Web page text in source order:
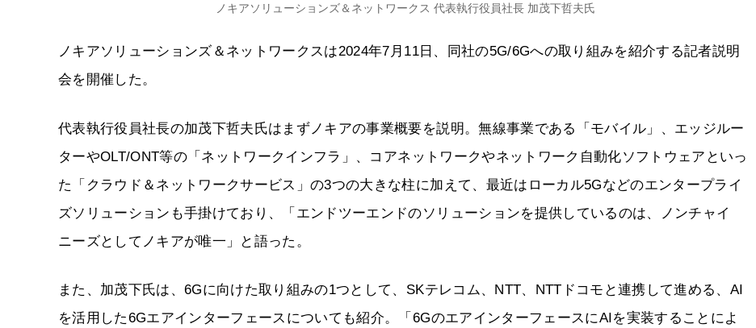
ノキアソリューションズ＆ネットワークス 代表執行役員社長 加茂下哲夫氏
ノキアソリューションズ＆ネットワークスは2024年7月11日、同社の5G/6Gへの取り組みを紹介する記者説明
会を開催した。
代表執行役員社長の加茂下哲夫氏はまずノキアの事業概要を説明。無線事業である「モバイル」、エッジルー
ターやOLT/ONT等の「ネットワークインフラ」、コアネットワークやネットワーク自動化ソフトウェアといっ
た「クラウド＆ネットワークサービス」の3つの大きな柱に加えて、最近はローカル5Gなどのエンタープライ
ズソリューションも手掛けており、「エンドツーエンドのソリューションを提供しているのは、ノンチャイ
ニーズとしてノキアが唯一」と語った。
また、加茂下氏は、6Gに向けた取り組みの1つとして、SKテレコム、NTT、NTTドコモと連携して進める、AI
を活用した6Gエアインターフェースについても紹介。「6GのエアインターフェースにAIを実装することによ